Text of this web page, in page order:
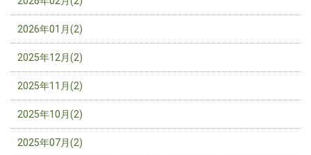
2026年01月(2)
2025年12月(2)
2025年11月(2)
2025年10月(2)
2025年07月(2)